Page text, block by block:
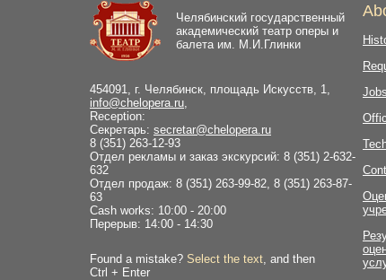
Челябинский государственный
академический театр оперы и
балета им. М.И.Глинки
454091, г. Челябинск, площадь Искусств, 1,
info@chelopera.ru
Reception:
Секретарь: secretar@chelopera.ru
8 (351) 263-12-93
Отдел рекламы и заказ экскурсий: 8 (351) 2-632-
632
Отдел продаж: 8 (351) 263-99-82, 8 (351) 263-87-
63
Cash works: 10:00 - 20:00
Перерыв: 14:00 - 14:30
Found a mistake? Select the text , and then
Ctrl + Enter
Jobs